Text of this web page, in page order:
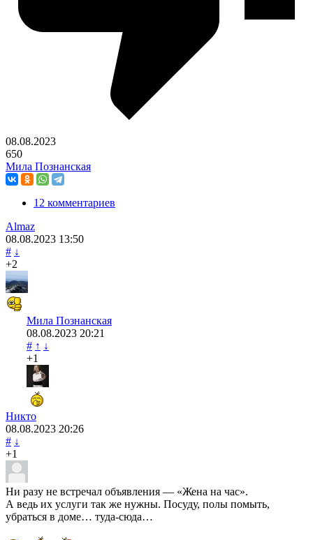
08.08.2023
650
Мила Познанская
12 комментариев
Almaz
08.08.2023 13:50
# ↓
+2
Мила Познанская
08.08.2023 20:21
# ↑ ↓
+1
Никто
08.08.2023 20:26
# ↓
+1
Ни разу не встречал объявления — «Жена на час».
А ведь их услуги так же нужны. Посуду, полы помыть,
убраться в доме… туда-сюда…